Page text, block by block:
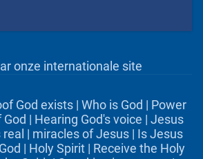
onze internationale site
God exists| Who is God | Power
| Hearing God's voice | Jesus
| miracles of Jesus| Is Jesus
| Holy Spirit | Receive the Holy